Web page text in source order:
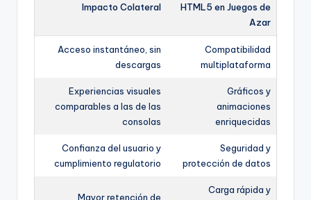
HTML5 en Juegos de
Azar
Impacto Colateral
Compatibilidad
multiplataforma
Acceso instantáneo, sin
descargas
Gráficos y
animaciones
enriquecidas
Experiencias visuales
comparables a las de las
consolas
Seguridad y
protección de datos
Confianza del usuario y
cumplimiento regulatorio
Carga rápida y
Mayor retención de